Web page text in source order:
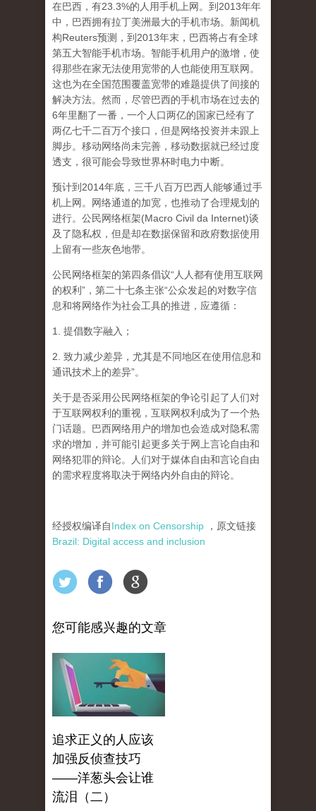
在巴西，有23.3%的人用手机上网。到2013年年
中，巴西拥有拉丁美洲最大的手机市场。新闻机
构Reuters预测，到2013年末，巴西将占有全球
第五大智能手机市场。智能手机用户的激增，使
得那些在家无法使用宽带的人也能使用互联网。
这也为在全国范围覆盖宽带的难题提供了间接的
解决方法。然而，尽管巴西的手机市场在过去的
6年里翻了一番，一个人口两亿的国家已经有了
两亿七千二百万个接口，但是网络投资并未跟上
脚步。移动网络尚未完善，移动数据就已经过度
透支，很可能会导致世界杯时电力中断。
预计到2014年底，三千八百万巴西人能够通过手
机上网。网络通道的加宽，也推动了合理规划的
进行。公民网络框架(Macro Civil da Internet)谈
及了隐私权，但是却在数据保留和政府数据使用
上留有一些灰色地带。
公民网络框架的第四条倡议“人人都有使用互联网
的权利”，第二十七条主张“公众发起的对数字信
息和将网络作为社会工具的推进，应遵循：
1. 提倡数字融入；
2. 致力减少差异，尤其是不同地区在使用信息和
通讯技术上的差异”。
关于是否采用公民网络框架的争论引起了人们对
于互联网权利的重视，互联网权利成为了一个热
门话题。巴西网络用户的增加也会造成对隐私需
求的增加，并可能引起更多关于网上言论自由和
网络犯罪的辩论。人们对于媒体自由和言论自由
的需求程度将取决于网络内外自由的辩论。
经授权编译自Index on Censorship ，原文链接
Brazil: Digital access and inclusion
您可能感兴趣的文章
追求正义的人应该
加强反侦查技巧
——洋葱头会让谁
流泪（二）